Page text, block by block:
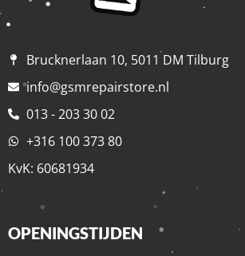
Brucknerlaan 10, 5011 DM Tilburg
info@gsmrepairstore.nl
013 - 203 30 02
+316 100 373 80
KvK: 60681934
OPENINGSTIJDEN